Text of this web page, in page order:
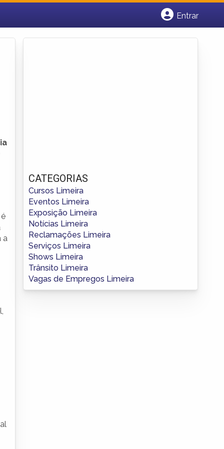
Entrar
a
CATEGORIAS
Cursos Limeira
Eventos Limeira
Exposição Limeira
Notícias Limeira
Reclamações Limeira
Serviços Limeira
Shows Limeira
Trânsito Limeira
Vagas de Empregos Limeira